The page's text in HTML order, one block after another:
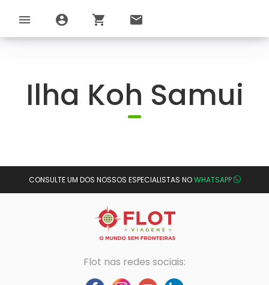
menu account_circle shopping_cart email
Ilha Koh Samui
CONSULTE UM DOS NOSSOS ESPECIALISTAS NOWHATSAPP
Flot nas redes sociais: